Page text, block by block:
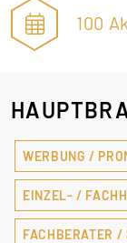
100
WERBUNG /
EINZEL- /
FACHBERATER /